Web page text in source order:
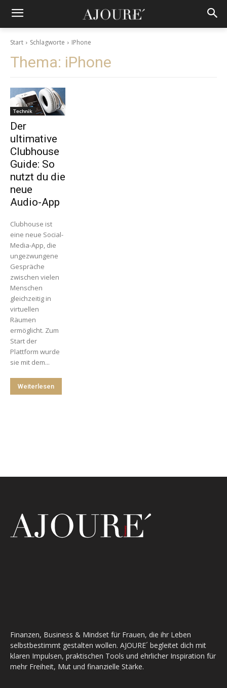
Start Schlagworte IPhone
Thema: iPhone
Technik
Der
ultimative
Clubhouse
Guide: So
nutzt du die
neue
Audio-App
Clubhouse ist
eine neue Social-
Media-App, die
ungezwungene
Gespräche
zwischen vielen
Menschen
gleichzeitig in
virtuellen
Räumen
ermöglicht. Zum
Start der
Plattform wurde
sie mit dem...
Weiterlesen
Finanzen, Business & Mindset für Frauen, die ihr Leben
selbstbestimmt gestalten wollen. AJOURE´ begleitet dich mit
klaren Impulsen, praktischen Tools und ehrlicher Inspiration für
mehr Freiheit, Mut und finanzielle Stärke.